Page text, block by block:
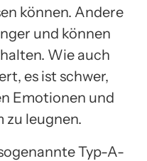
können. Andere
und können
Wie auch
es ist schwer,
Emotionen und
zu leugnen.
Typ-A-